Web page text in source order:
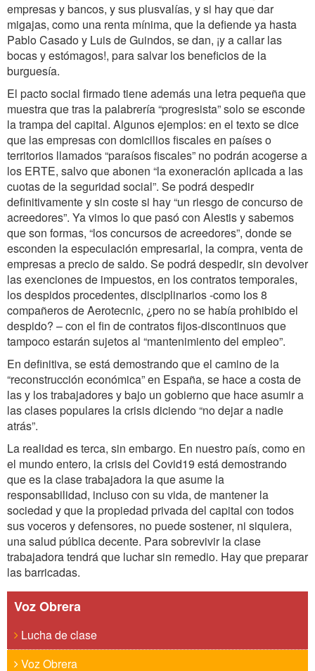
empresas y bancos, y sus plusvalías, y si hay que dar
migajas, como una renta mínima, que la defiende ya hasta
Pablo Casado y Luis de Guindos, se dan, ¡y a callar las
bocas y estómagos!, para salvar los beneficios de la
burguesía.
El pacto social firmado tiene además una letra pequeña que
muestra que tras la palabrería “progresista” solo se esconde
la trampa del capital. Algunos ejemplos: en el texto se dice
que las empresas con domicilios fiscales en países o
territorios llamados “paraísos fiscales” no podrán acogerse a
los ERTE, salvo que abonen “la exoneración aplicada a las
cuotas de la seguridad social”. Se podrá despedir
definitivamente y sin coste si hay “un riesgo de concurso de
acreedores”. Ya vimos lo que pasó con Alestis y sabemos
que son formas, “los concursos de acreedores”, donde se
esconden la especulación empresarial, la compra, venta de
empresas a precio de saldo. Se podrá despedir, sin devolver
las exenciones de impuestos, en los contratos temporales,
los despidos procedentes, disciplinarios -como los 8
compañeros de Aerotecnic, ¿pero no se había prohibido el
despido? – con el fin de contratos fijos-discontinuos que
tampoco estarán sujetos al “mantenimiento del empleo”.
En definitiva, se está demostrando que el camino de la
“reconstrucción económica” en España, se hace a costa de
las y los trabajadores y bajo un gobierno que hace asumir a
las clases populares la crisis diciendo “no dejar a nadie
atrás”.
La realidad es terca, sin embargo. En nuestro país, como en
el mundo entero, la crisis del Covid19 está demostrando
que es la clase trabajadora la que asume la
responsabilidad, incluso con su vida, de mantener la
sociedad y que la propiedad privada del capital con todos
sus voceros y defensores, no puede sostener, ni siquiera,
una salud pública decente. Para sobrevivir la clase
trabajadora tendrá que luchar sin remedio. Hay que preparar
las barricadas.
Voz Obrera
Lucha de clase
Voz Obrera